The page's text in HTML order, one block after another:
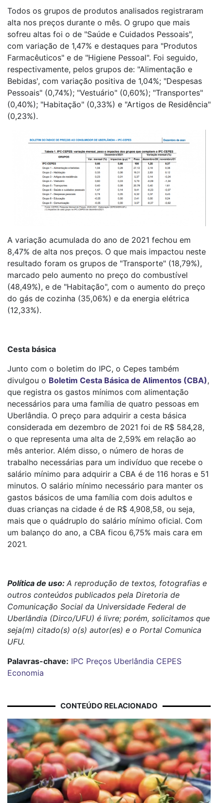
Todos os grupos de produtos analisados registraram
alta nos preços durante o mês. O grupo que mais
sofreu altas foi o de "Saúde e Cuidados Pessoais",
com variação de 1,47% e destaques para "Produtos
Farmacêuticos" e de "Higiene Pessoal". Foi seguido,
respectivamente, pelos grupos de: "Alimentação e
Bebidas', com variação positiva de 1,04%; "Despesas
Pessoais" (0,74%); "Vestuário" (0,60%); "Transportes"
(0,40%); "Habitação" (0,33%) e "Artigos de Residência"
(0,23%).
A variação acumulada do ano de 2021 fechou em
8,47% de alta nos preços. O que mais impactou neste
resultado foram os grupos de "Transporte" (18,79%),
marcado pelo aumento no preço do combustível
(48,49%), e de "Habitação", com o aumento do preço
do gás de cozinha (35,06%) e da energia elétrica
(12,33%).
Cesta básica
Junto com o boletim do IPC, o Cepes também
divulgou o Boletim Cesta Básica de Alimentos (CBA),
que registra os gastos mínimos com alimentação
necessários para uma família de quatro pessoas em
Uberlândia. O preço para adquirir a cesta básica
considerada em dezembro de 2021 foi de R$ 584,28,
o que representa uma alta de 2,59% em relação ao
mês anterior. Além disso, o número de horas de
trabalho necessárias para um indivíduo que recebe o
salário mínimo para adquirir a CBA é de 116 horas e 51
minutos. O salário mínimo necessário para manter os
gastos básicos de uma família com dois adultos e
duas crianças na cidade é de R$ 4,908,58, ou seja,
mais que o quádruplo do salário mínimo oficial. Com
um balanço do ano, a CBA ficou 6,75% mais cara em
2021.
Política de uso: A reprodução de textos, fotografias e
outros conteúdos publicados pela Diretoria de
Comunicação Social da Universidade Federal de
Uberlândia (Dirco/UFU) é livre; porém, solicitamos que
seja(m) citado(s) o(s) autor(es) e o Portal Comunica
UFU.
Palavras-chave: IPC Preços Uberlândia CEPES
Economia
CONTEÚDO RELACIONADO